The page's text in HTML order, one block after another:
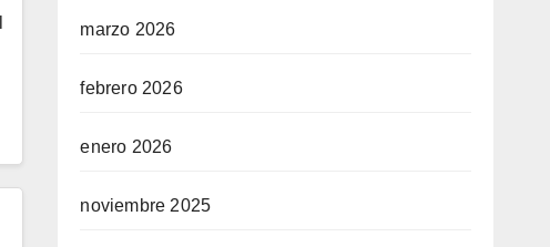
marzo 2026
febrero 2026
enero 2026
noviembre 2025